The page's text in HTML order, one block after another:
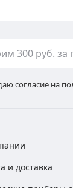
согласие на
и доставка